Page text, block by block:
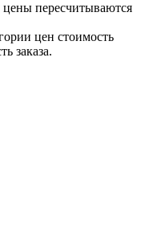
пересчитываются
цен стоимость
заказа.